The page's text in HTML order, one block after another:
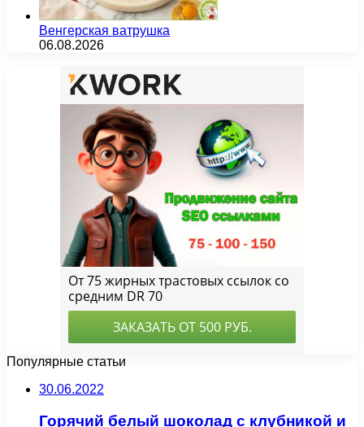
Венгерская ватрушка
06.08.2026
Популярные статьи
30.06.2022
Горячий белый шоколад с клубникой и